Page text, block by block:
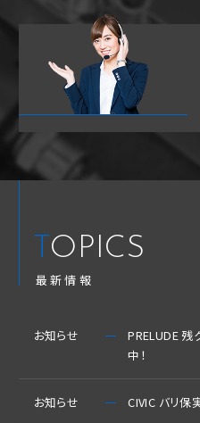
TOPICS
最新情報
お知らせ
PRELUDE 残
中！
お知らせ CIVIC バリ保